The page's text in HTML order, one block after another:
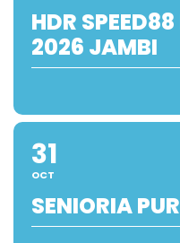
HDR
2026 JAMBI
31
OCT
SENIORIA